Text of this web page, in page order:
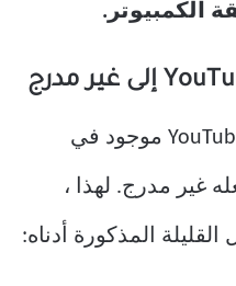
الكمبيوتر.
إذا كان لديك مقطع فيديو YouTube موجود في
غير مدرج. لهذا ،
المذكورة أدناه: